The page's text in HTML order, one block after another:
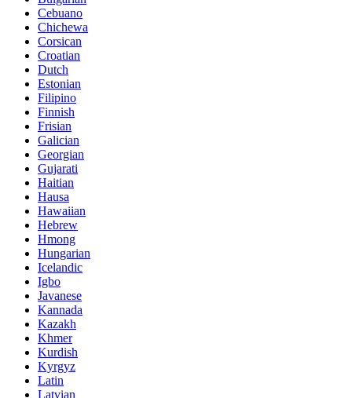
Cebuano
Chichewa
Corsican
Croatian
Dutch
Estonian
Filipino
Finnish
Frisian
Galician
Georgian
Gujarati
Haitian
Hausa
Hawaiian
Hebrew
Hmong
Hungarian
Icelandic
Igbo
Javanese
Kannada
Kazakh
Khmer
Kurdish
Kyrgyz
Latin
Latvian